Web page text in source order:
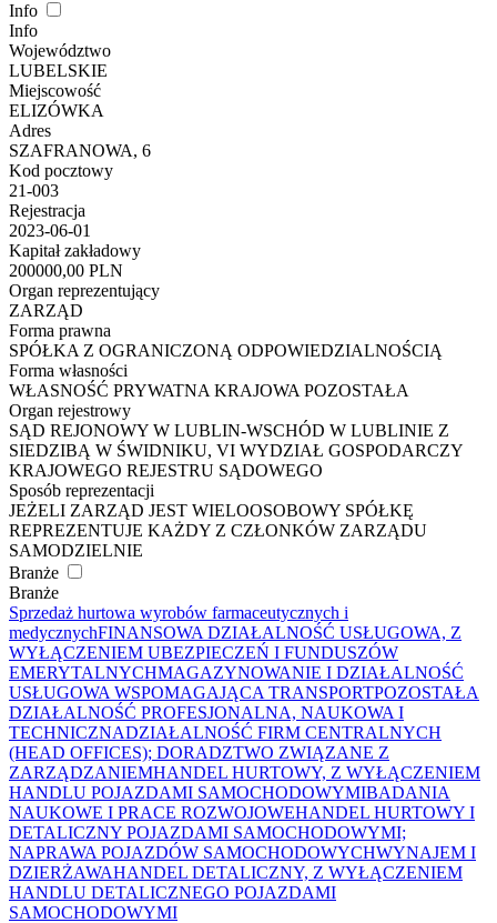
Info
Info
Województwo
LUBELSKIE
Miejscowość
ELIZÓWKA
Adres
SZAFRANOWA, 6
Kod pocztowy
21-003
Rejestracja
2023-06-01
Kapitał zakładowy
200000,00 PLN
Organ reprezentujący
ZARZĄD
Forma prawna
SPÓŁKA Z OGRANICZONĄ ODPOWIEDZIALNOŚCIĄ
Forma własności
WŁASNOŚĆ PRYWATNA KRAJOWA POZOSTAŁA
Organ rejestrowy
SĄD REJONOWY W LUBLIN-WSCHÓD W LUBLINIE Z
SIEDZIBĄ W ŚWIDNIKU, VI WYDZIAŁ GOSPODARCZY
KRAJOWEGO REJESTRU SĄDOWEGO
Sposób reprezentacji
JEŻELI ZARZĄD JEST WIELOOSOBOWY SPÓŁKĘ
REPREZENTUJE KAŻDY Z CZŁONKÓW ZARZĄDU
SAMODZIELNIE
Branże
Branże
Sprzedaż hurtowa wyrobów farmaceutycznych i
medycznychFINANSOWA DZIAŁALNOŚĆ USŁUGOWA, Z
WYŁĄCZENIEM UBEZPIECZEŃ I FUNDUSZÓW
EMERYTALNYCHMAGAZYNOWANIE I DZIAŁALNOŚĆ
USŁUGOWA WSPOMAGAJĄCA TRANSPORTPOZOSTAŁA
DZIAŁALNOŚĆ PROFESJONALNA, NAUKOWA I
TECHNICZNADZIAŁALNOŚĆ FIRM CENTRALNYCH
(HEAD OFFICES); DORADZTWO ZWIĄZANE Z
ZARZĄDZANIEMHANDEL HURTOWY, Z WYŁĄCZENIEM
HANDLU POJAZDAMI SAMOCHODOWYMIBADANIA
NAUKOWE I PRACE ROZWOJOWEHANDEL HURTOWY I
DETALICZNY POJAZDAMI SAMOCHODOWYMI;
NAPRAWA POJAZDÓW SAMOCHODOWYCHWYNAJEM I
DZIERŻAWAHANDEL DETALICZNY, Z WYŁĄCZENIEM
HANDLU DETALICZNEGO POJAZDAMI
SAMOCHODOWYMI